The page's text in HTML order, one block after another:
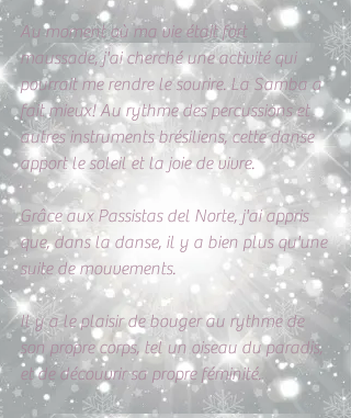
Au moment où ma vie était fort
maussade, j'ai cherché une activité qui
pourrait me rendre le sourire. La Samba a
fait mieux! Au rythme des percussions et
autres instruments brésiliens, cette danse
apport le soleil et la joie de vivre.
Grâce aux Passistas del Norte, j'ai appris
que, dans la danse, il y a bien plus qu'une
suite de mouvements.
Il y a le plaisir de bouger au rythme de
son propre corps, tel un oiseau du paradis,
et de découvrir sa propre féminité.